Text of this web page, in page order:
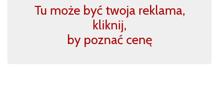
Tu może być twoja reklama,
kliknij,
by poznać cenę